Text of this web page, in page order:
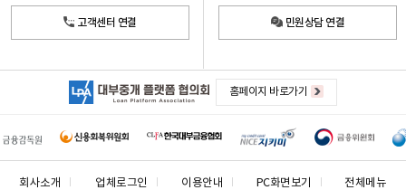
고객센터 연결 민원상담 연결
홈페이지 바로가기
회사소개 업체로그인 이용안내 PC화면보기 전체메뉴